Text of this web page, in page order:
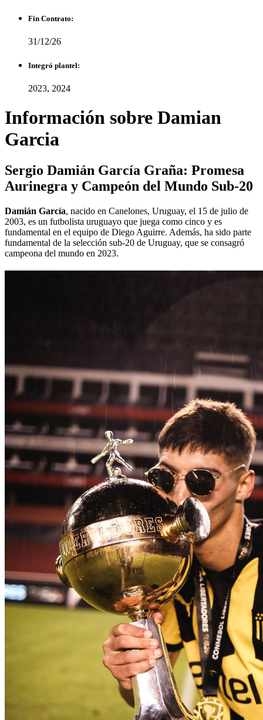
Fin Contrato:
31/12/26
Integró plantel:
2023, 2024
Información sobre Damian
Garcia
Sergio Damián García Graña: Promesa
Aurinegra y Campeón del Mundo Sub-20
Damián García, nacido en Canelones, Uruguay, el 15 de julio de
2003, es un futbolista uruguayo que juega como cinco y es
fundamental en el equipo de Diego Aguirre. Además, ha sido parte
fundamental de la selección sub-20 de Uruguay, que se consagró
campeona del mundo en 2023.